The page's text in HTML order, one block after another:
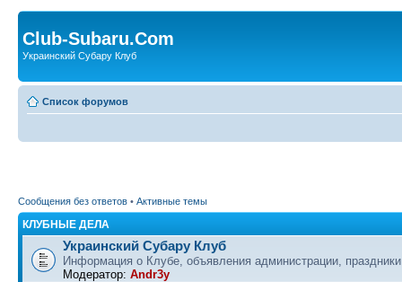
Club-Subaru.Com
Украинский Субару Клуб
Список форумов
Сообщения без ответов • Активные темы
КЛУБНЫЕ ДЕЛА
Украинский Субару Клуб
Информация о Клубе, объявления администрации,
Модератор: Andr3y